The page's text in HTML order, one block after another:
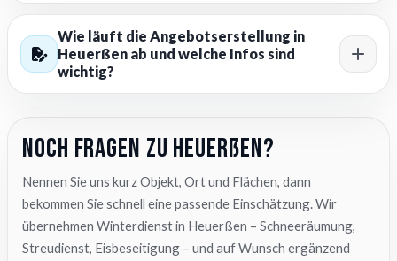
Wie läuft die Angebotserstellung in
Heuerßen ab und welche Infos sind
wichtig?
Noch Fragen zu Heuerßen?
Nennen Sie uns kurz Objekt, Ort und Flächen, dann
bekommen Sie schnell eine passende Einschätzung. Wir
übernehmen Winterdienst in Heuerßen – Schneeräumung,
Streudienst, Eisbeseitigung – und auf Wunsch ergänzend